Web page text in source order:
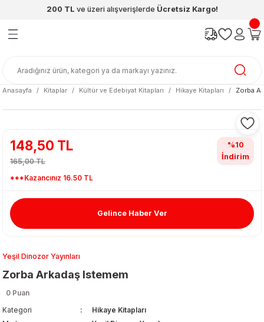
200 TL ve üzeri alışverişlerde Ücretsiz Kargo!
Geri Dön
Geri Dön
& Matara
Geri Dön
Geri Dön
Geri Dön
Geri Dön
Anasayfa
Kitaplar Kültür ve Edebiyat Kitapları Hikaye Kitapları Zorba
Yeşil Dinozor Yayınları
Zorba Arkadaş Istemem
0 Puan
Kategori
Hikaye Kitapları
148,50 TL
165,00 TL
***Kazancınız 16.50 TL
%10
İndirim
Gelince Haber Ver